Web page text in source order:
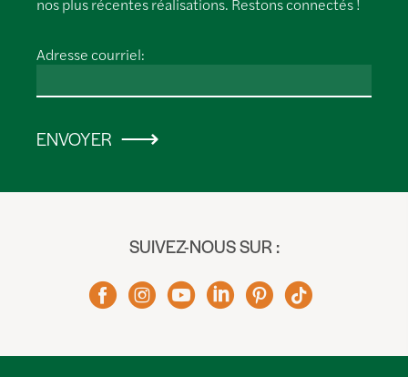
nos plus récentes réalisations. Restons connectés !
Adresse courriel:
ENVOYER
SUIVEZ-NOUS SUR :